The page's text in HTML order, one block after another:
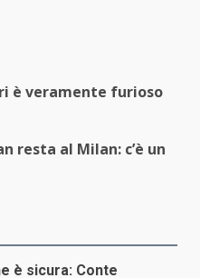
è veramente furioso
resta al Milan: c’è un
è sicura: Conte